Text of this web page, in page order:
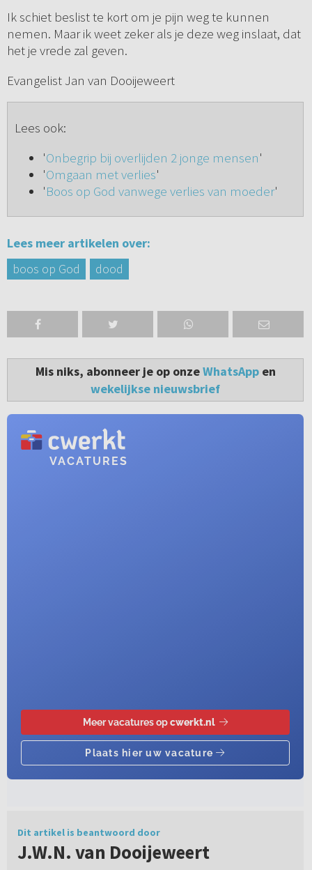
Ik schiet beslist te kort om je pijn weg te kunnen
nemen. Maar ik weet zeker als je deze weg inslaat, dat
het je vrede zal geven.
Evangelist Jan van Dooijeweert
Lees ook:
'Onbegrip bij overlijden 2 jonge mensen'
'Omgaan met verlies'
'Boos op God vanwege verlies van moeder'
Lees meer artikelen over:
boos op God
dood
Mis niks, abonneer je op onzeWhatsAppen
wekelijkse nieuwsbrief
Dit artikel is beantwoord door
J.W.N. van Dooijeweert